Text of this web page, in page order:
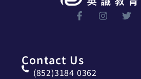
Contact Us
(852)3184 0362